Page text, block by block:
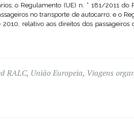
o Regulamento (UE) n. ° 181/2011
no transporte de autocarro; e o
relativo aos direitos dos
RALC, União Europeia, Viagens